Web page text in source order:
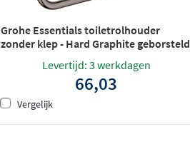
Grohe Essentials toiletrolhouder
zonder klep - Hard Graphite geborsteld
Levertijd: 3 werkdagen
66,03
Vergelijk